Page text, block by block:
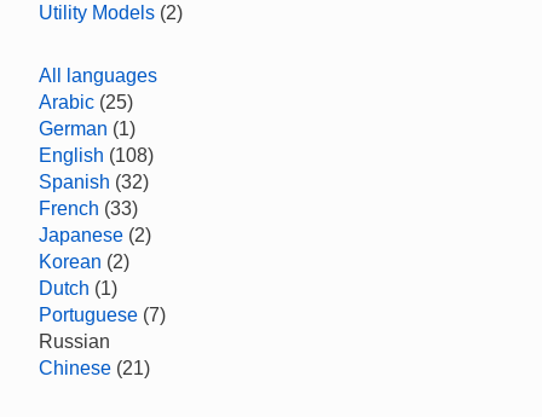
Utility Models (2)
All languages
Arabic (25)
German (1)
English (108)
Spanish (32)
French (33)
Japanese (2)
Korean (2)
Dutch (1)
Portuguese (7)
Russian
Chinese (21)